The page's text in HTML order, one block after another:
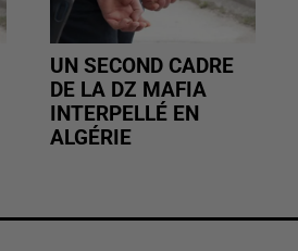
UN SECOND CADRE
DE LA DZ MAFIA
INTERPELLÉ EN
ALGÉRIE